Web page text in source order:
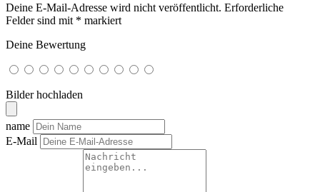
Deine E-Mail-Adresse wird nicht veröffentlicht. Erforderliche
Felder sind mit * markiert
Deine Bewertung
Bilder hochladen
name
E-Mail